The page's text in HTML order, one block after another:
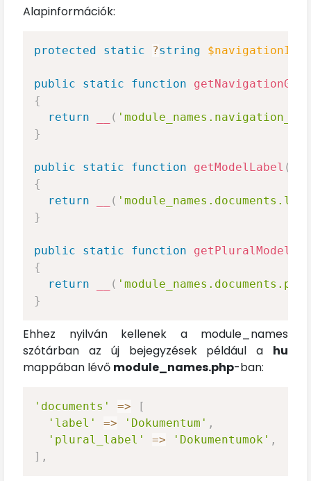
Alapinformációk:
protected static ?string $navigationIcon
public static function
{
return
(
}
public static function getModelLabel (
{
return
(
}
public static function
{
return
(
}
Ehhez nyilván kellenek a module_names
szótárban az új bejegyzések például a hu
mappában lévő module_names.php-ban:
'documents' =>
[
'label'
=> 'Dokumentum' ,
'plural_label'
=> 'Dokumentumok' ,
] ,